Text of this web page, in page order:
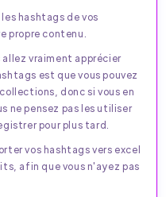
hashtags de vos
propre contenu.
vraiment apprécier
est que vous pouvez
donc si vous en
ne pensez pas les utiliser
pour plus tard.
vos hashtags vers excel
afin que vous n'ayez pas